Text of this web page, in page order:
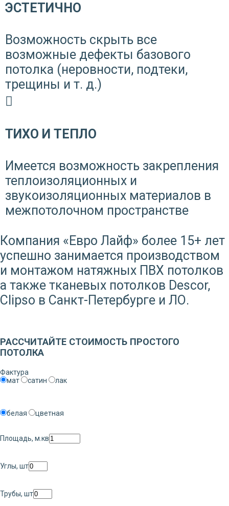
ЭСТЕТИЧНО
Возможность скрыть все
возможные дефекты базового
потолка (неровности, подтеки,
трещины и т. д.)
ТИХО И ТЕПЛО
Имеется возможность закрепления
теплоизоляционных и
звукоизоляционных материалов в
межпотолочном пространстве
Компания «Евро Лайф» более 15+ лет
успешно занимается производством
и монтажом натяжных ПВХ потолков
а также тканевых потолков Descor,
Clipso в Санкт-Петербурге и ЛО.
РАССЧИТАЙТЕ СТОИМОСТЬ ПРОСТОГО
ПОТОЛКА
Фактура
мат
сатин лак
белая цветная
Площадь, м.кв
Углы, шт
Трубы, шт